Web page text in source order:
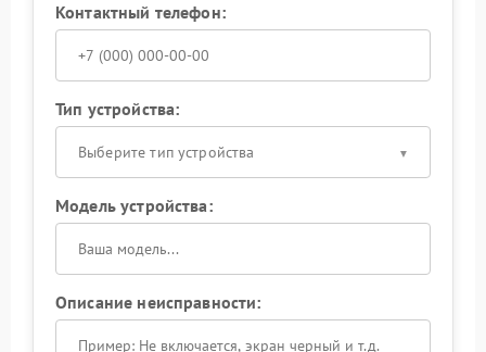
Контактный телефон:
Тип устройства:
Выберите тип устройства
Модель устройства:
Описание неисправности: